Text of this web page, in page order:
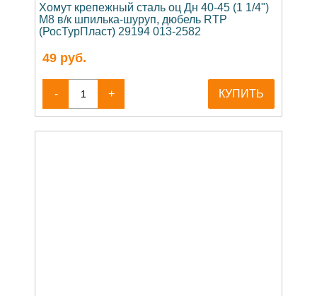
Хомут крепежный сталь оц Дн 40-45 (1 1/4")
М8 в/к шпилька-шуруп, дюбель RTP
(РосТурПласт) 29194 013-2582
49 руб.
- + КУПИТЬ